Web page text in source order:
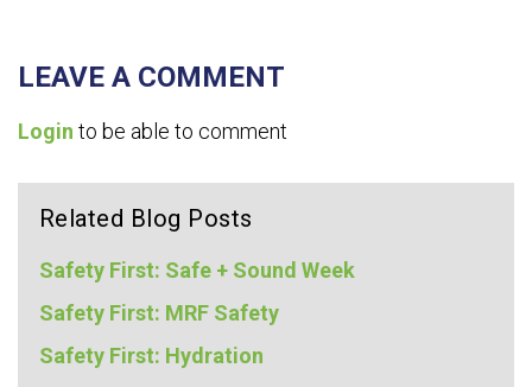
LEAVE A COMMENT
Login to be able to comment
Related Blog Posts
Safety First: Safe + Sound Week
Safety First: MRF Safety
Safety First: Hydration